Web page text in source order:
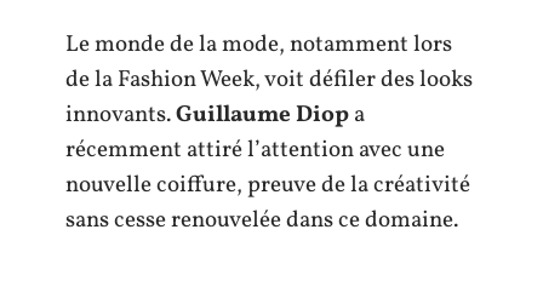
Le monde de la mode, notamment lors
de la Fashion Week, voit défiler des looks
innovants.Guillaume Diopa
récemment attiré l’attention avec une
nouvelle coiffure, preuve de la créativité
sans cesse renouvelée dans ce domaine.